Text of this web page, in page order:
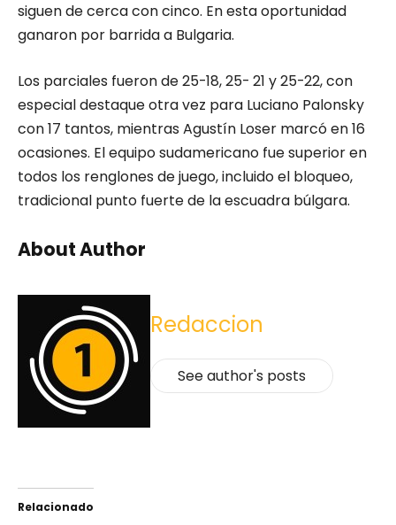
siguen de cerca con cinco. En esta oportunidad
ganaron por barrida a Bulgaria.
Los parciales fueron de 25-18, 25- 21 y 25-22, con
especial destaque otra vez para Luciano Palonsky
con 17 tantos, mientras Agustín Loser marcó en 16
ocasiones. El equipo sudamericano fue superior en
todos los renglones de juego, incluido el bloqueo,
tradicional punto fuerte de la escuadra búlgara.
About Author
Redaccion
See author's posts
Relacionado